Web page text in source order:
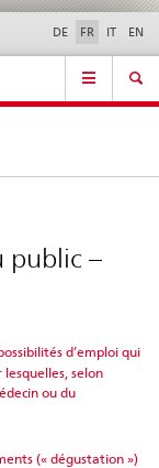
Contact | Support &
aide
DE FR IT EN
public –
d’emploi qui
selon
ou du
(« dégustation »)